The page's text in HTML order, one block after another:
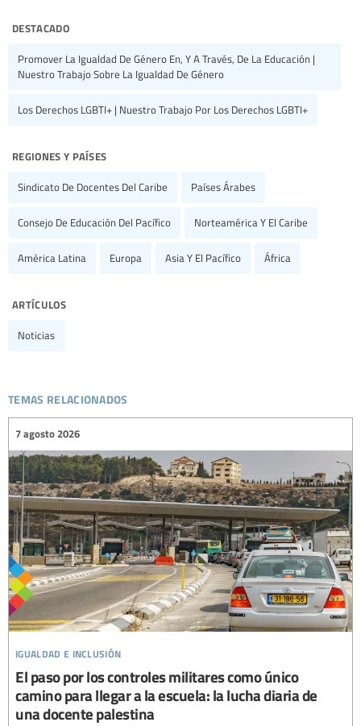
destacado
Promover La Igualdad De Género En, Y A Través, De La Educación |
Nuestro Trabajo Sobre La Igualdad De Género
Los Derechos LGBTI+ | Nuestro Trabajo Por Los Derechos LGBTI+
regiones y países
Sindicato De Docentes Del Caribe Países Árabes
Consejo De Educación Del Pacífico Norteamérica Y El Caribe
América Latina Europa Asia Y El Pacífico África
artículos
Noticias
temas relacionados
igualdad e inclusión
7 agosto 2026
El paso por los controles militares como único
camino para llegar a la escuela: la lucha diaria de
una docente palestina